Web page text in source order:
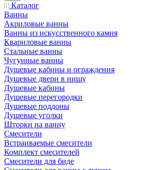
Каталог
Ванны
Акриловые ванны
Ванны из искусственного камня
Квариловые ванны
Стальные ванны
Чугунные ванны
Душевые кабины и ограждения
Душевые двери в нишу
Душевые кабины
Душевые перегородки
Душевые поддоны
Душевые уголки
Шторки на ванну
Смесители
Встраиваемые смесители
Комплект смесителей
Смесители для биде